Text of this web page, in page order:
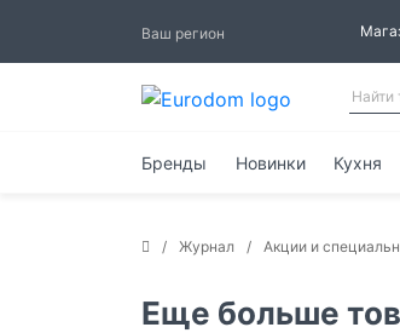
Ваш регион
Бренды Новинки Кухня
Журнал Акции и
Еще больше